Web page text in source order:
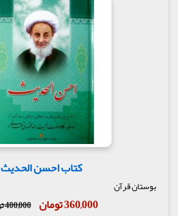
کتاب احسن الحدیث
بوستان قرآن
360,000 تومان 400,000 تومان